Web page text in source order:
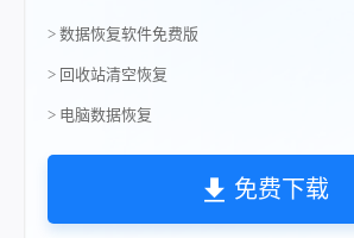
> 数据恢复软件免费版
> 回收站清空恢复
> 电脑数据恢复
免费下载